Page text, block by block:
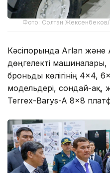
Фото: Солтан
Кәсіпорында Arlan және
дөңгелекті машиналары,
броньды көлігінің 4×4,
модельдері, сондай-ақ,
Terrex-Barys-A 8×8